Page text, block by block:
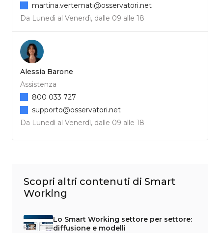
Da Lunedì al Venerdì, dalle 09 alle 18
martina.vertemati@osservatori.net
Alessia Barone
Assistenza
Da Lunedì al Venerdì, dalle 09 alle 18
800 033 727
supporto@osservatori.net
Scopri altri contenuti di Smart
Working
Lo Smart Working settore per settore:
diffusione e modelli